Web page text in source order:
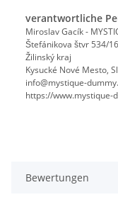
verantwortliche
Miroslav Gacík -
Štefánikova štvr 534/16
Žilinský kraj
Kysucké Nové Mesto,
info@mystique-
https://www.mystique-
Bewertungen